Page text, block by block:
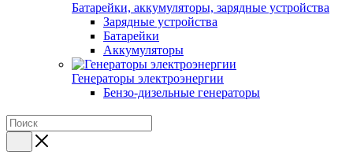
Батарейки, аккумуляторы, зарядные устройства
Зарядные устройства
Батарейки
Аккумуляторы
Генераторы электроэнергии
Бензо-дизельные генераторы